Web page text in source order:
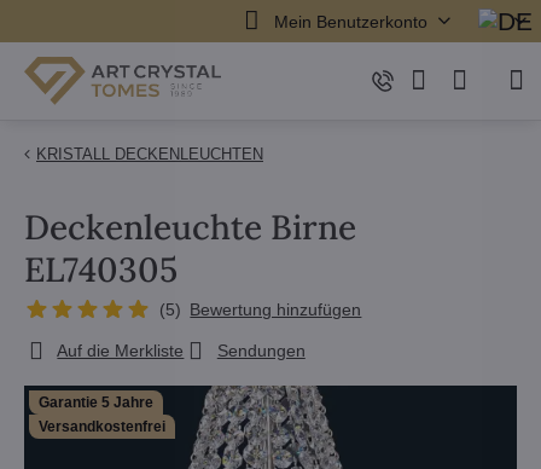
Mein Benutzerkonto
KRISTALL DECKENLEUCHTEN
Garantie 5 Jahre
Versandkostenfrei
Deckenleuchte Birne
EL740305
(5) Bewertung hinzufügen
Auf die Merkliste Sendungen